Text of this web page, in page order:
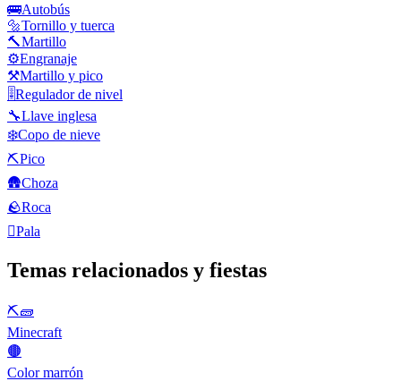
🚌Autobús
🔩Tornillo y tuerca
🔨Martillo
⚙️Engranaje
⚒️Martillo y pico
🎚️Regulador de nivel
🔧Llave inglesa
❄️Copo de nieve
⛏️Pico
🛖Choza
🪨Roca
🪏Pala
Temas relacionados y fiestas
⛏🧱
Minecraft
🟤
Color marrón